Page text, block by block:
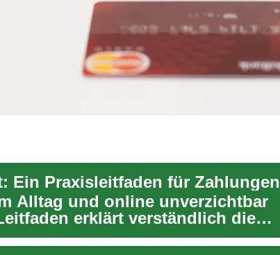
Ein Praxisleitfaden für Zahlungen
Alltag und online unverzichtbar
erklärt verständlich die